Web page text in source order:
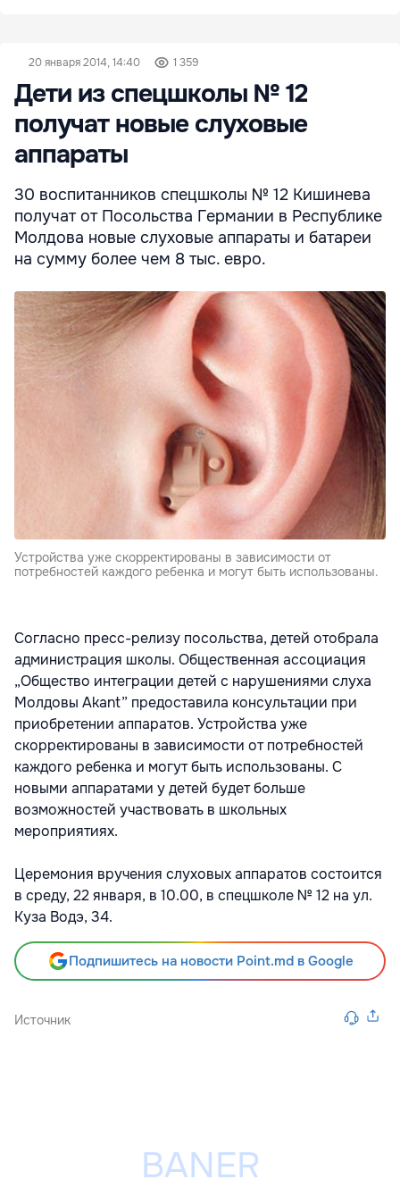
20 января 2014, 14:40 1 359
Дети из спецшколы № 12
получат новые слуховые
аппараты
30 воспитанников спецшколы № 12 Кишинева
получат от Посольства Германии в Республике
Молдова новые слуховые аппараты и батареи
на сумму более чем 8 тыс. евро.
Устройства уже скорректированы в зависимости от
потребностей каждого ребенка и могут быть использованы.
Согласно пресс-релизу посольства, детей отобрала
администрация школы. Общественная ассоциация
„Общество интеграции детей с нарушениями слуха
Молдовы Akant” предоставила консультации при
приобретении аппаратов. Устройства уже
скорректированы в зависимости от потребностей
каждого ребенка и могут быть использованы. С
новыми аппаратами у детей будет больше
возможностей участвовать в школьных
мероприятиях.
Церемония вручения слуховых аппаратов состоится
в среду, 22 января, в 10.00, в спецшколе № 12 на ул.
Куза Водэ, 34.
Подпишитесь на новости Point.md в Google
Источник